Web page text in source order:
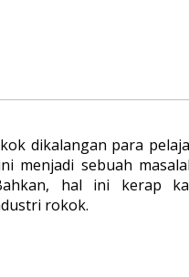
dikalangan para
menjadi sebuah
hal ini kerap
rokok.